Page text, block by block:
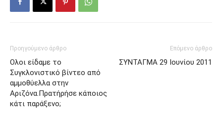
Προηγούμενο άρθρο
Ολοι είδαμε το
Συγκλονιστικό βίντεο από
αμμοθύελλα στην
Αριζόνα.Πρατήρήσε κάποιος
κάτι παράξενο;
Επόμενο άρθρο
ΣΥΝΤΑΓΜΑ 29 Ιουνίου 2011